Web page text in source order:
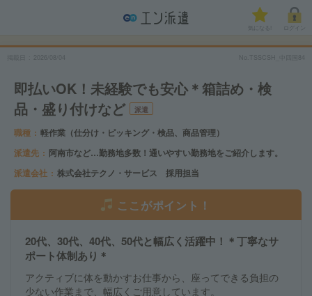
気になる!
2026/08/04 No.TSSCSH_中四国84
即払いOK！未経験でも安心＊箱詰め・検
品・盛り付けなど
派遣
職種
軽作業（仕分け・ピッキング・検品、商品管理）
派遣先
阿南市など…勤務地多数！通いやすい勤務地をご紹介します。
派遣会社
株式会社テクノ・サービス 採用担当
ここがポイント！
20代、30代、40代、50代と幅広く活躍中！＊丁寧なサ
ポート体制あり＊
アクティブに体を動かすお仕事から、座ってできる負担の
少ない作業まで、幅広くご用意しています。